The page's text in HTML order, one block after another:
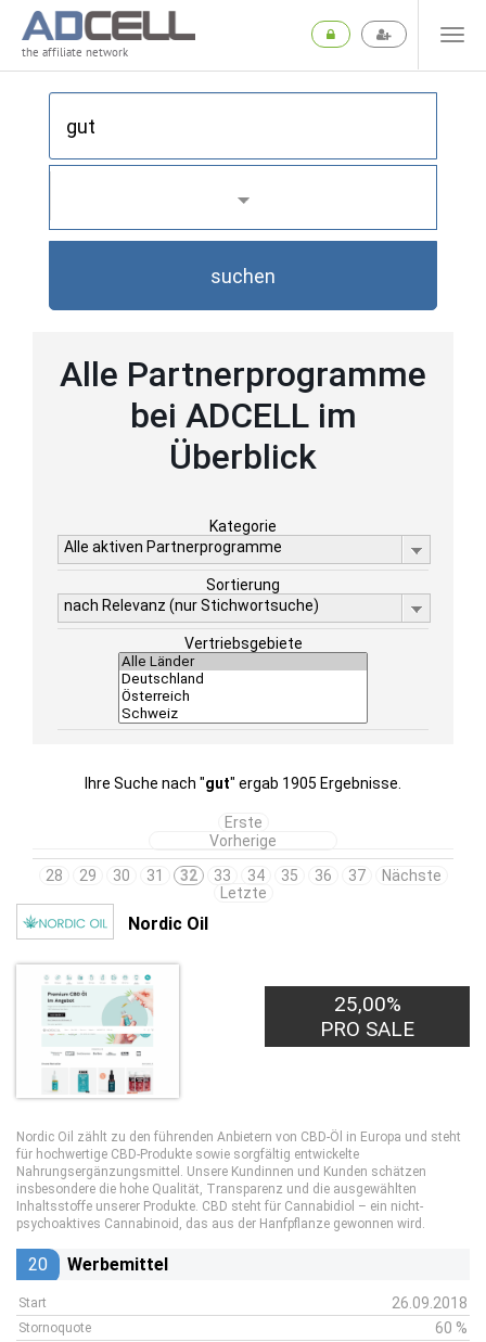
the affiliate network
suchen
Alle Partnerprogramme
bei ADCELL im
Überblick
Kategorie
Alle aktiven Partnerprogramme
Sortierung
nach Relevanz (nur Stichwortsuche)
Vertriebsgebiete
Ihre Suche nach "gut" ergab 1905 Ergebnisse.
Erste
Vorherige
28
29 30 31 32 33 34 35 36 37
Nächste
Letzte
Nordic Oil
25,00%
PRO SALE
Nordic Oil zählt zu den führenden Anbietern von CBD-Öl in Europa und steht
für hochwertige CBD-Produkte sowie sorgfältig entwickelte
Nahrungsergänzungsmittel. Unsere Kundinnen und Kunden schätzen
insbesondere die hohe Qualität, Transparenz und die ausgewählten
Inhaltsstoffe unserer Produkte. CBD steht für Cannabidiol – ein nicht-
psychoaktives Cannabinoid, das aus der Hanfpflanze gewonnen wird.
20 Werbemittel
Start 26.09.2018
Stornoquote 60 %